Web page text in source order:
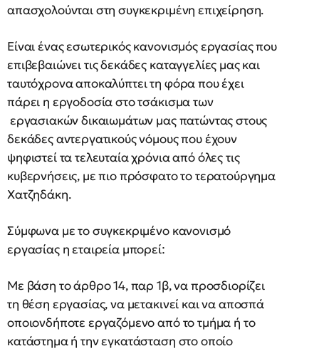
απασχολούνται στη συγκεκριμένη επιχείρηση.
Είναι ένας εσωτερικός κανονισμός εργασίας που
επιβεβαιώνει τις δεκάδες καταγγελίες μας και
ταυτόχρονα αποκαλύπτει τη φόρα που έχει
πάρει η εργοδοσία στο τσάκισμα των
εργασιακών δικαιωμάτων μας πατώντας στους
δεκάδες αντεργατικούς νόμους που έχουν
ψηφιστεί τα τελευταία χρόνια από όλες τις
κυβερνήσεις, με πιο πρόσφατο το τερατούργημα
Χατζηδάκη.
Σύμφωνα με το συγκεκριμένο κανονισμό
εργασίας η εταιρεία μπορεί:
Με βάση το άρθρο 14, παρ 1β, να προσδιορίζει
τη θέση εργασίας, να μετακινεί και να αποσπά
οποιονδήποτε εργαζόμενο από το τμήμα ή το
κατάστημα ή την εγκατάσταση στο οποίο